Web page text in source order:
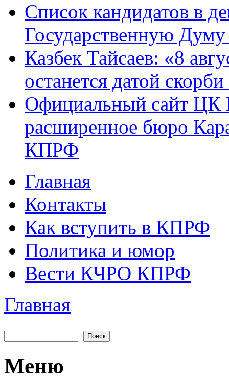
Список кандидатов в
Государственную
Казбек Тайсаев: «8
останется датой
Официальный сайт ЦК
расширенное бюро
КПРФ
Главное меню
Главная
Контакты
Как вступить в КПРФ
Политика и юмор
Вести КЧРО КПРФ
Вы здесь
Главная
Форма поиска
Меню